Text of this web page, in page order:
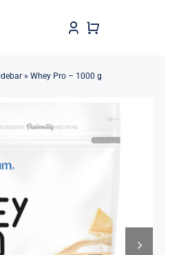
» Whey Pro – 1000 g